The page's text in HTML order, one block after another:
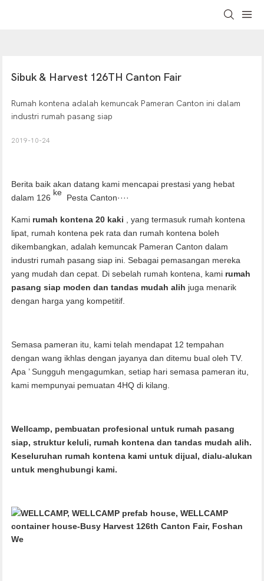
Sibuk & Harvest 126TH Canton Fair
Rumah kontena adalah kemuncak Pameran Canton ini dalam
industri rumah pasang siap
2019-10-24
Berita baik akan datang kami mencapai prestasi yang hebat
dalam 126
ke
Pesta Canton····
Kami rumah kontena 20 kaki , yang termasuk rumah kontena
lipat, rumah kontena pek rata dan rumah kontena boleh
dikembangkan, adalah kemuncak Pameran Canton dalam
industri rumah pasang siap ini. Sebagai pemasangan mereka
yang mudah dan cepat. Di sebelah rumah kontena, kami rumah
pasang siap moden dan tandas mudah alih juga menarik
dengan harga yang kompetitif.
Semasa pameran itu, kami telah mendapat 12 tempahan
dengan wang ikhlas dengan jayanya dan ditemu bual oleh TV.
Apa ’Sungguh mengagumkan, setiap hari semasa pameran itu,
kami mempunyai pemuatan 4HQ di kilang.
Wellcamp, pembuatan profesional untuk rumah pasang
siap, struktur keluli, rumah kontena dan tandas mudah alih.
Keseluruhan rumah kontena kami untuk dijual, dialu-alukan
untuk menghubungi kami.